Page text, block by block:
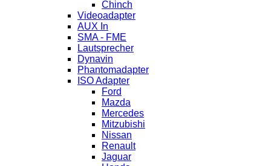
Chinch
Videoadapter
AUX In
SMA - FME
Lautsprecher
Dynavin
Phantomadapter
ISO Adapter
Ford
Mazda
Mercedes
Mitzubishi
Nissan
Renault
Jaguar